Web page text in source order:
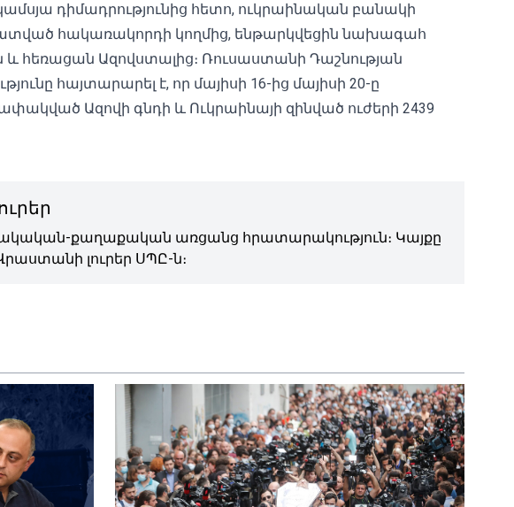
դիմադրությունից հետո, ուկրաինական բանակի
հակառակորդի կողմից, ենթարկվեցին նախագահ
և հեռացան Ազովստալից։ Ռուսաստանի Դաշնության
հայտարարել է, որ մայիսի 16-ից մայիսի 20-ը
Ազովի գնդի և Ուկրաինայի զինված ուժերի 2439
քաղաքական առցանց հրատարակություն։ Կայքը
լուրեր ՍՊԸ-ն։